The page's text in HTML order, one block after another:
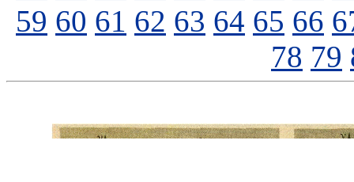
59 60 61 62 63 64 65 66
78 79